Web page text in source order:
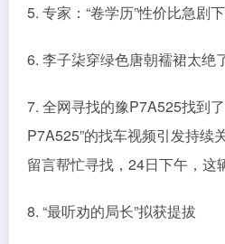
5. 专家：“卷学历”性价比急剧
6. 李子柒穿绿色唐朝襦裙太绝
7. 全网寻找的豫P7A525找到
P7A525”的找车视频引发持续
留言帮忙寻找，24日下午，这
8. “最听劝的局长”拟获提拔